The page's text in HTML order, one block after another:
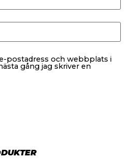
postadress och webbplats i
gång jag skriver en